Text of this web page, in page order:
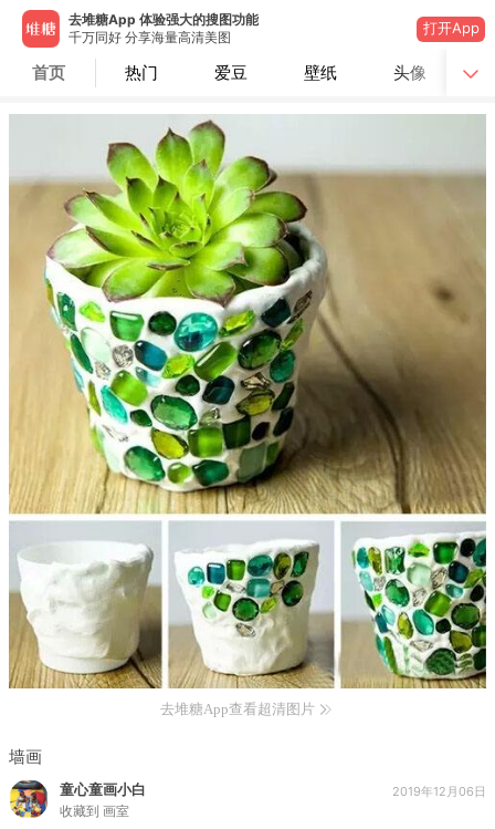
去堆糖App 体验强大的搜图功能
千万同好 分享海量高清美图
打开App
首页 热门 爱豆 壁纸 头像
去堆糖App查看超清图片
墙画
童心童画小白
收藏到 画室
2019年12月06日